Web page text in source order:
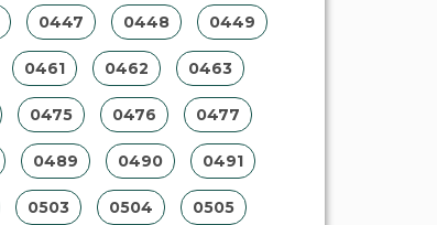
0447 0448 0449
0461 0462 0463
0475 0476 0477
0489 0490 0491
0503 0504 0505